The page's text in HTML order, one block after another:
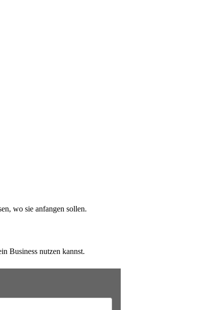
wo sie anfangen sollen.
Business nutzen kannst.